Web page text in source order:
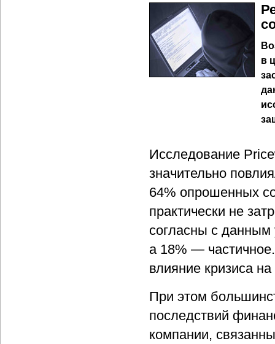
в
Исследование
значительно
64% опрошенных
практически не
согласны с данным
а 18% —
влияние кризиса
При этом
последствий
компании,